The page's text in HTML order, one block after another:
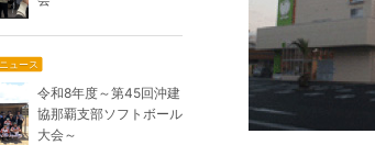
ニュース
令和8年度～第45回沖建
協那覇支部ソフトボール
大会～